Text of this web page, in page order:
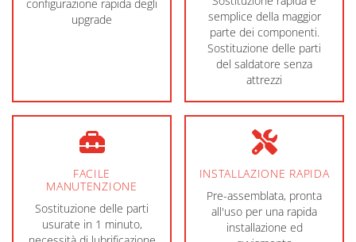
configurazione rapida degli
upgrade
semplice della maggior
parte dei componenti.
Sostituzione delle parti
del saldatore senza
attrezzi
FACILE
MANUTENZIONE
Sostituzione delle parti
usurate in 1 minuto,
INSTALLAZIONE RAPIDA
Pre-assemblata, pronta
all'uso per una rapida
installazione ed